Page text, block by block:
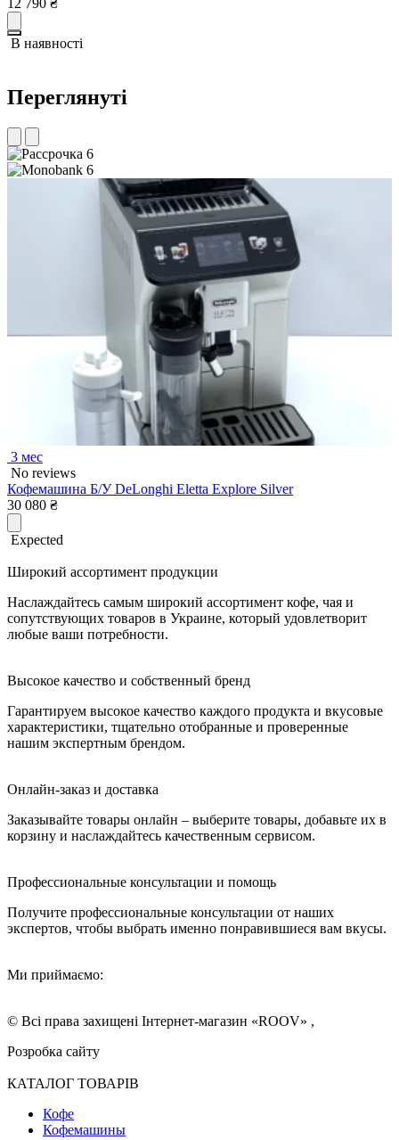
В наявності
Переглянуті
6
6
3 мес
No reviews
Кофемашина Б/У DeLonghi Eletta Explore Silver
30 080 ₴
Expected
Широкий ассортимент продукции
Наслаждайтесь самым широкий ассортимент кофе, чая и
сопутствующих товаров в Украине, который удовлетворит
любые ваши потребности.
Высокое качество и собственный бренд
Гарантируем высокое качество каждого продукта и вкусовые
характеристики, тщательно отобранные и проверенные
нашим экспертным брендом.
Онлайн-заказ и доставка
Заказывайте товары онлайн – выберите товары, добавьте их в
корзину и наслаждайтесь качественным сервисом.
Профессиональные консультации и помощь
Получите профессиональные консультации от наших
экспертов, чтобы выбрать именно понравившиеся вам вкусы.
Ми приймаємо:
© Всі права захищені Інтернет-магазин «ROOV» ,
Розробка сайту
КАТАЛОГ ТОВАРІВ
Кофе
Кофемашины